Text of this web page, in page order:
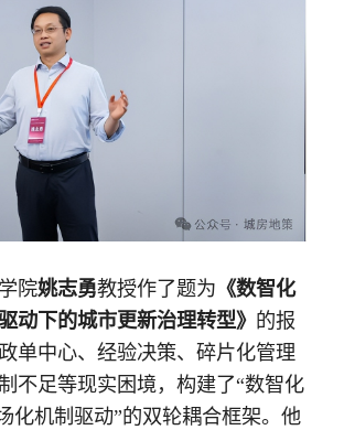
院姚志勇教授作了题为 《数智化
动下的城市更新治理转型》 的报
单中心、经验决策、碎片化管理
不足等现实困境，构建了“数智化
化机制驱动”的双轮耦合框架。他